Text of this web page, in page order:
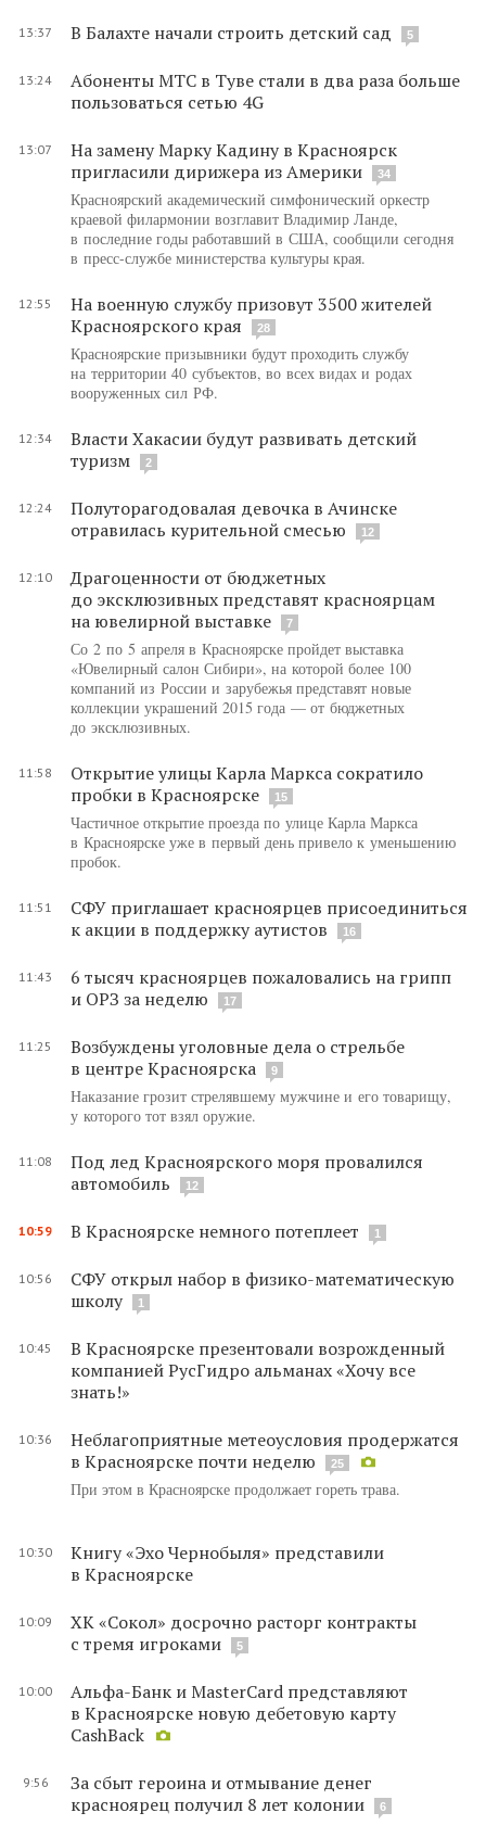
13:37 В Балахте начали строить детский сад 5
13:24
Абоненты МТС в Туве стали в два раза больше
пользоваться сетью 4G
13:07
На замену Марку Кадину в Красноярск
пригласили дирижера из Америки
34
Красноярский академический симфонический оркестр
краевой филармонии возглавит Владимир Ланде,
в последние годы работавший в США, сообщили сегодня
в пресс-службе министерства культуры края.
12:55
На военную службу призовут 3500 жителей
Красноярского края
28
Красноярские призывники будут проходить службу
на территории 40 субъектов, во всех видах и родах
вооруженных сил РФ.
12:34
Власти Хакасии будут развивать детский
туризм
2
12:24
Полуторагодовалая девочка в Ачинске
отравилась курительной смесью
12
12:10
Драгоценности от бюджетных
до эксклюзивных представят красноярцам
на ювелирной выставке
7
Со 2 по 5 апреля в Красноярске пройдет выставка
«Ювелирный салон Сибири», на которой более 100
компаний из России и зарубежья представят новые
коллекции украшений 2015 года — от бюджетных
до эксклюзивных.
11:58
Открытие улицы Карла Маркса сократило
пробки в Красноярске
15
Частичное открытие проезда по улице Карла Маркса
в Красноярске уже в первый день привело к уменьшению
пробок.
11:51
СФУ приглашает красноярцев присоединиться
к акции в поддержку аутистов
16
11:43
6 тысяч красноярцев пожаловались на грипп
и ОРЗ за неделю
17
11:25
Возбуждены уголовные дела о стрельбе
в центре Красноярска
9
Наказание грозит стрелявшему мужчине и его товарищу,
у которого тот взял оружие.
11:08
Под лед Красноярского моря провалился
автомобиль
12
10:59 В Красноярске немного потеплеет 1
10:56
СФУ открыл набор в физико-математическую
школу
1
10:45
В Красноярске презентовали возрожденный
компанией РусГидро альманах «Хочу все
знать!»
10:36
Неблагоприятные метеоусловия продержатся
в Красноярске почти неделю
25
При этом в Красноярске продолжает гореть трава.
10:30
Книгу «Эхо Чернобыля» представили
в Красноярске
10:09
ХК «Сокол» досрочно расторг контракты
с тремя игроками
5
10:00
Альфа-Банк и MasterCard представляют
в Красноярске новую дебетовую карту
CashBack
9:56
За сбыт героина и отмывание денег
красноярец получил 8 лет колонии
6